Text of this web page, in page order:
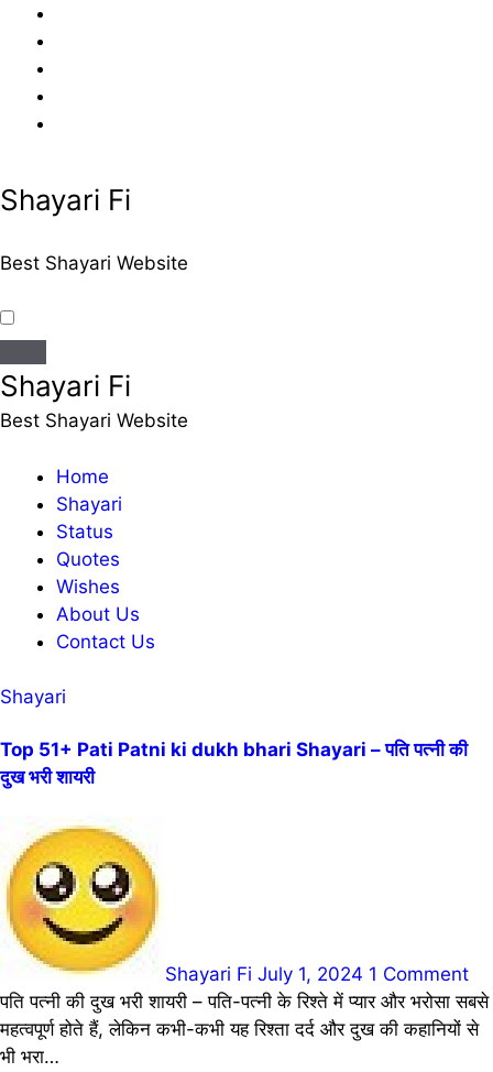
content
Shayari Fi
Best Shayari Website
Shayari Fi
Best Shayari Website
Home
Shayari
Status
Quotes
Wishes
About Us
Contact Us
Shayari
Top 51+ Pati Patni ki dukh bhari Shayari – पति पत्नी की
दुख भरी शायरी
Shayari Fi July 1, 2024 1 Comment
पति पत्नी की दुख भरी शायरी – पति-पत्नी के रिश्ते में प्यार और भरोसा सबसे
महत्वपूर्ण होते हैं, लेकिन कभी-कभी यह रिश्ता दर्द और दुख की कहानियों से
भी भरा…